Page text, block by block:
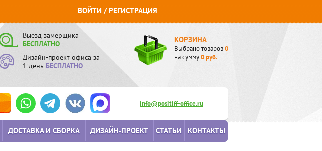
ВОЙТИ /РЕГИСТРАЦИЯ
Выезд замерщика
БЕСПЛАТНО
Дизайн-проект офиса за
1 день БЕСПЛАТНО
КОРЗИНА
Выбрано товаров0
на сумму0руб.
info@positiff-office.ru
ДОСТАВКА И СБОРКА ДИЗАЙН-ПРОЕКТ СТАТЬИ КОНТАКТЫ